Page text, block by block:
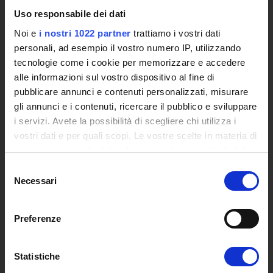
Uso responsabile dei dati
Noi e i nostri 1022 partner trattiamo i vostri dati
personali, ad esempio il vostro numero IP, utilizzando
tecnologie come i cookie per memorizzare e accedere
alle informazioni sul vostro dispositivo al fine di
pubblicare annunci e contenuti personalizzati, misurare
gli annunci e i contenuti, ricercare il pubblico e sviluppare
i servizi. Avete la possibilità di scegliere chi utilizza i
vostri dati e per quali scopi. Le vostre scelte in materia di
privacy sono applicabili solo su questa proprietà digitale
modificare o revocare il proprio consenso in qualsiasi
momento dalla Dichiarazione sui cookie o facendo clic
raccogliere informazioni sulla tua posizione
geografica, con un'approssimazione di qualche
delNecessari
Preferenze
Statistiche
Siti Istituzionali e Progetti Interuniversitari
Accesso alla Banca Dati di Segreteria Online
Posta Elettronica Certificata - PEC
Bacheca del Rettore
DIDATTICA
Corsi di Laurea
Percorsi abilitanti di formazione iniziale degli insegnanti
Certificazioni e Alta Formazione Professionale